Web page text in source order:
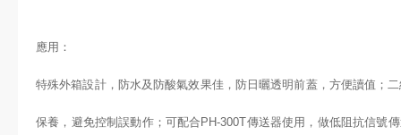
應用：
特殊外箱設計，防水及防酸氣效果佳，防日曬透明前蓋，方便讀值；
保養，避免控制誤動作；可配合 PH-300T傳送器使用，做低阻抗信號